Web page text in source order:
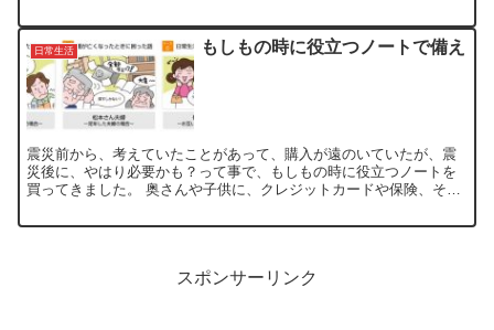
日常生活 もしもの時に役立つノートで備え
震災前から、考えていたことがあって、購入が遠のいていたが、震
災後に、やはり必要かも？って事で、もしもの時に役立つノートを
買ってきました。 奥さんや子供に、クレジットカードや保険、それ
スポンサーリンク